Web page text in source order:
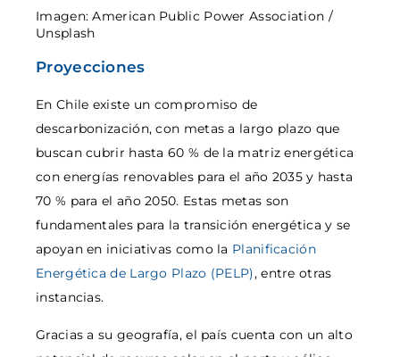
Imagen: American Public Power Association /
Unsplash
Proyecciones
En Chile existe un compromiso de
descarbonización, con metas a largo plazo que
buscan cubrir hasta 60 % de la matriz energética
con energías renovables para el año 2035 y hasta
70 % para el año 2050. Estas metas son
fundamentales para la transición energética y se
apoyan en iniciativas como la Planificación
Energética de Largo Plazo (PELP), entre otras
instancias.
Gracias a su geografía, el país cuenta con un alto